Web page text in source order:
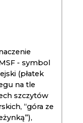
- symbol
(płatek
na tle
szczytów
“góra ze